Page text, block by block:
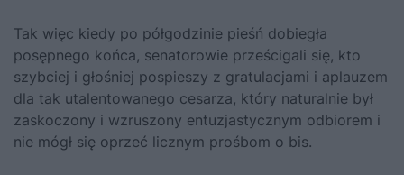
Tak więc kiedy po półgodzinie pieśń dobiegła
posępnego końca, senatorowie prześcigali się, kto
szybciej i głośniej pospieszy z gratulacjami i aplauzem
dla tak utalentowanego cesarza, który naturalnie był
zaskoczony i wzruszony entuzjastycznym odbiorem i
nie mógł się oprzeć licznym prośbom o bis.